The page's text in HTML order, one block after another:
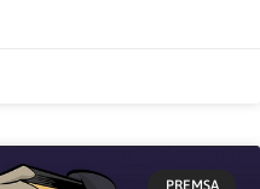
PREMSA